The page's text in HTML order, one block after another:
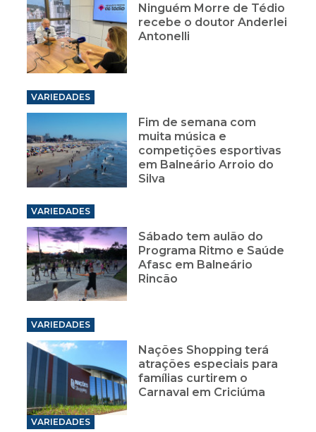
Ninguém Morre de Tédio
recebe o doutor Anderlei
Antonelli
VARIEDADES
Fim de semana com
muita música e
competições esportivas
em Balneário Arroio do
Silva
VARIEDADES
Sábado tem aulão do
Programa Ritmo e Saúde
Afasc em Balneário
Rincão
VARIEDADES
Nações Shopping terá
atrações especiais para
famílias curtirem o
Carnaval em Criciúma
VARIEDADES